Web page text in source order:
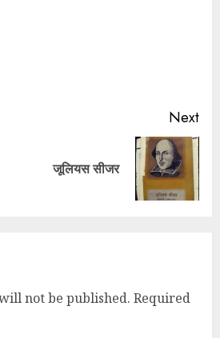
Next
जूलियस सीजर
not be published. Required